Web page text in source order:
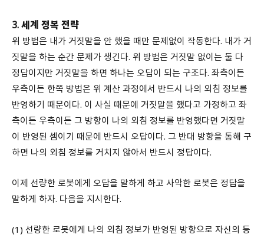
3. 세계 정복 전략
위 방법은 내가 거짓말을 안 했을 때만 문제없이 작동한다. 내가 거
짓말을 하는 순간 문제가 생긴다. 위 방법은 거짓말 없이는 둘 다
정답이지만 거짓말을 하면 하나는 오답이 되는 구조다. 좌측이든
우측이든 한쪽 방법은 위 계산 과정에서 반드시 나의 외침 정보를
반영하기 때문이다. 이 사실 때문에 거짓말을 했다고 가정하고 좌
측이든 우측이든 그 방향이 나의 외침 정보를 반영했다면 거짓말
이 반영된 셈이기 때문에 반드시 오답이다. 그 반대 방향을 통해 구
하면 나의 외침 정보를 거치지 않아서 반드시 정답이다.
이제 선량한 로봇에게 오답을 말하게 하고 사악한 로봇은 정답을
말하게 하자. 다음을 지시한다.
(1) 선량한 로봇에게 나의 외침 정보가 반영된 방향으로 자신의 등